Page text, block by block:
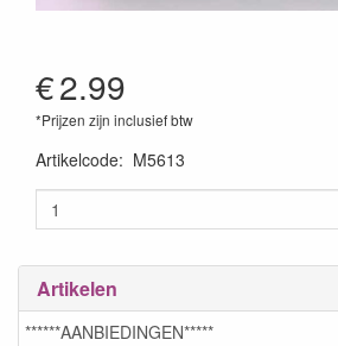
€2.99
*Prijzen zijn inclusief btw
Artikelcode: M5613
Artikelen
******AANBIEDINGEN*****